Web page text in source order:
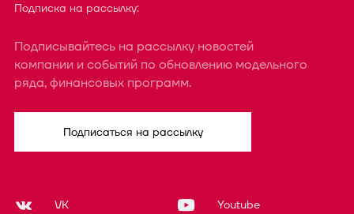
Подписка на рассылку:
Подписывайтесь на рассылку новостей
компании и событий по обновлению модельного
ряда, финансовых программ.
Подписаться на рассылку
VK Youtube